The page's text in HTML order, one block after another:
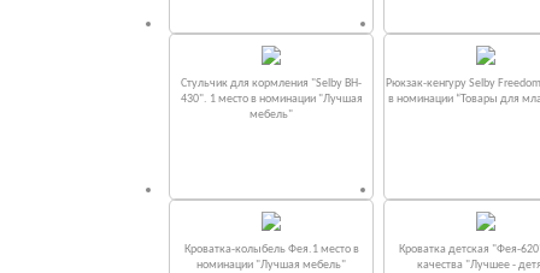
Стульчик для кормления "Selby BH-
430". 1 место в номинации "Лучшая
мебель"
Рюкзак-кенгуру Selby
в номинации “Товары для
Кроватка-колыбель Фея.1 место в
номинации "Лучшая мебель"
Кроватка детская "Фея-
качества "Лучшее -